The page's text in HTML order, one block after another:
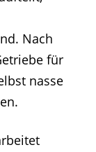
Nach
für
nasse